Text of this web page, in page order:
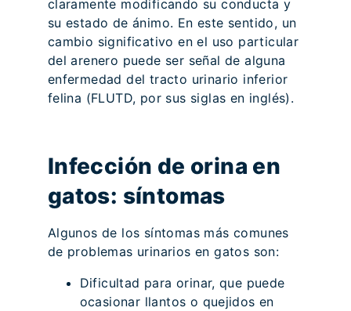
claramente modificando su conducta y
su estado de ánimo. En este sentido, un
cambio significativo en el uso particular
del arenero puede ser señal de alguna
enfermedad del tracto urinario inferior
felina (FLUTD, por sus siglas en inglés).
Infección de orina en
gatos: síntomas
Algunos de los síntomas más comunes
de problemas urinarios en gatos son:
Dificultad para orinar, que puede
ocasionar llantos o quejidos en